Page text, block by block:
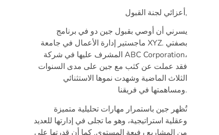
أعزائي لجنة القبول,
يسرني أن أوصي بقبول جين دو في برنامج
ماجستير إدارة الأعمال في جامعة XYZ. بصفتي
المشرف عليها في شركة ABC Corporation،
فقد عملت عن كثب مع جين على مدى السنوات
الثلاث الماضية وشهدت نموها الاستثنائي
ومساهمتها في فريقنا.
تُظهر جين باستمرار مهارات تحليلية متميزة
وعقلية استراتيجية، وهو ما تجلى في إدارتها للعديد
من المشاريع رفيعة المستوى. كما أن قدرتها على